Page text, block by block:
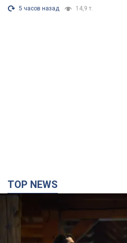
5 часов назад 14,9 т.
TOP NEWS